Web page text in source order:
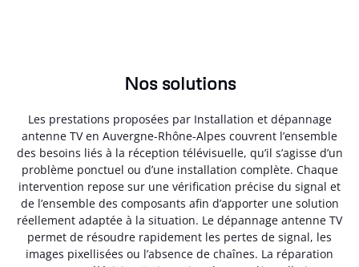
Nos solutions
Les prestations proposées par Installation et dépannage
antenne TV en Auvergne-Rhône-Alpes couvrent l’ensemble
des besoins liés à la réception télévisuelle, qu’il s’agisse d’un
problème ponctuel ou d’une installation complète. Chaque
intervention repose sur une vérification précise du signal et
de l’ensemble des composants afin d’apporter une solution
réellement adaptée à la situation. Le dépannage antenne TV
permet de résoudre rapidement les pertes de signal, les
images pixellisées ou l’absence de chaînes. La réparation